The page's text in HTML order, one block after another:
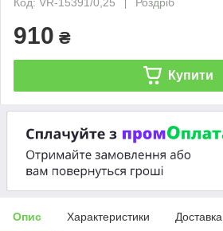
910 ₴
Купити
Опис Характеристики Доставка